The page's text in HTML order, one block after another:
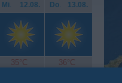
Mi. 12.08. Do. 13.08.
35°C 36°C